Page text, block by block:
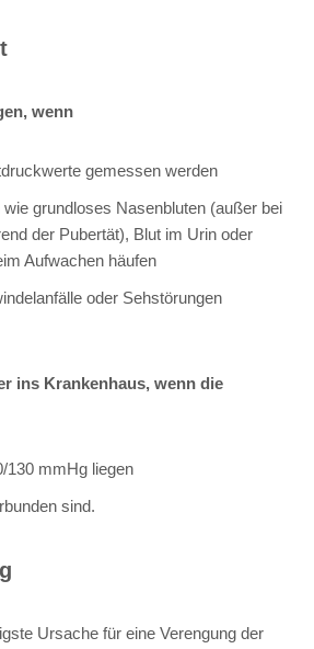
wenn
gemessen werden
grundloses Nasenbluten (außer bei
der Pubertät), Blut im Urin oder
Aufwachen häufen
oder Sehstörungen
ins Krankenhaus, wenn die
130 mmHg liegen
sind.
Ursache für eine Verengung der